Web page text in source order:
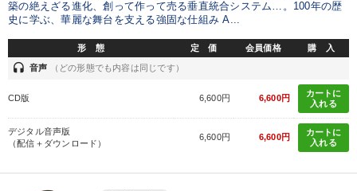
築の絶えざる進化、創って作って売る垂直統合システム…。100年の歴
史に学ぶ、華麗な舞台を支える強固な仕組み A...
形 態 定 価 会員価格 購 入
headset 音声 （どの形態でも内容は同じです）
CD版 6,600円 6,600円
カートに
入れる
デジタル音声版
（配信＋ダウンロード）
6,600円 6,600円
カートに
入れる